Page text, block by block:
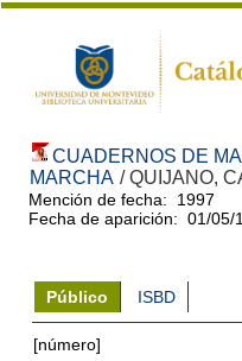
CUADERNOS DE
MARCHA / QUIJANO,
Mención de fecha: 1997
Fecha de aparición: 01/05/
Público ISBD
[número]